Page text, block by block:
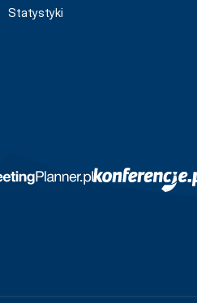
Statystyki